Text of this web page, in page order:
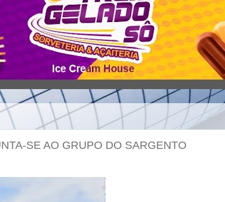
SE AO GRUPO DO SARGENTO